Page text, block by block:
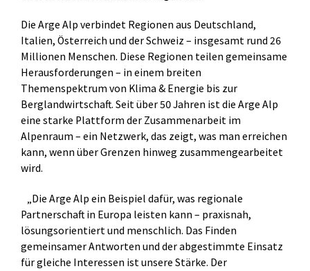
Die Arge Alp verbindet Regionen aus Deutschland,
Italien, Österreich und der Schweiz – insgesamt rund 26
Millionen Menschen. Diese Regionen teilen gemeinsame
Herausforderungen – in einem breiten
Themenspektrum von Klima & Energie bis zur
Berglandwirtschaft. Seit über 50 Jahren ist die Arge Alp
eine starke Plattform der Zusammenarbeit im
Alpenraum – ein Netzwerk, das zeigt, was man erreichen
kann, wenn über Grenzen hinweg zusammengearbeitet
wird.
„Die Arge Alp ein Beispiel dafür, was regionale
Partnerschaft in Europa leisten kann – praxisnah,
lösungsorientiert und menschlich. Das Finden
gemeinsamer Antworten und der abgestimmte Einsatz
für gleiche Interessen ist unsere Stärke. Der